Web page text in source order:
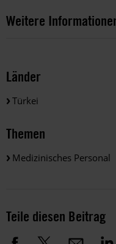
Weitere
Länder
Türkei
Themen
Medizinisches Personal
Teile diesen Beitrag